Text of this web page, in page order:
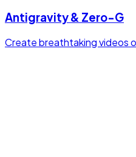
Antigravity & Zero-G
Create breathtaking videos